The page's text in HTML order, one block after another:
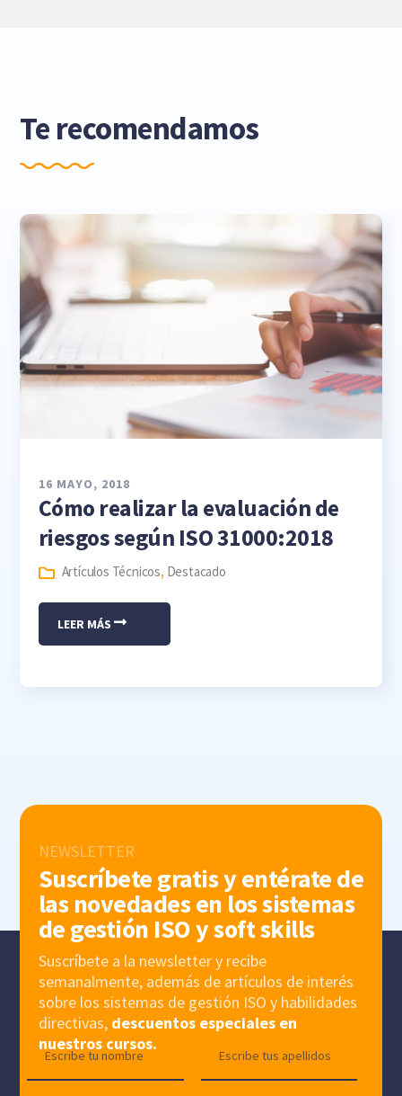
Te recomendamos
16 MAYO, 2018
Cómo realizar la evaluación de
riesgos según ISO 31000:2018
Artículos Técnicos, Destacado
LEER MÁS
NEWSLETTER
Suscríbete gratis y entérate de
las novedades en los sistemas
de gestión ISO y soft skills
Suscríbete a la newsletter y recibe
semanalmente, además de artículos de interés
sobre los sistemas de gestión ISO y habilidades
directivas, descuentos especiales en
nuestros cursos.